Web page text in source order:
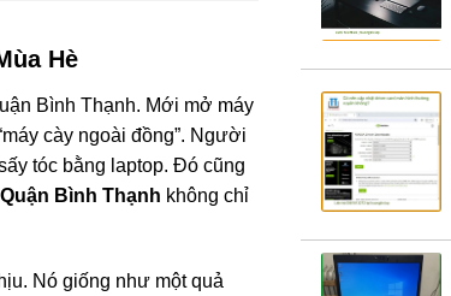
Hè
Bình Thạnh. Mới mở máy
cày ngoài đồng”. Người
tóc bằng laptop. Đó cũng
Bình Thạnh không chỉ
Nó giống như một quả